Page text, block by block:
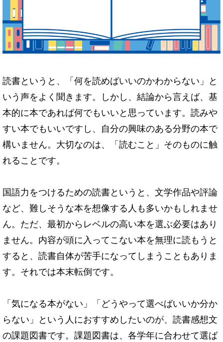
読書というと、「何を読めばいいのかわからない」と
いう声をよく聞きます。しかし、結論から言えば、 基
本的に本であれば何でもいいと思っています。 読みや
すい本でもいいですし、 自分の興味のある分野の本で
構いません。大切なのは、「読むこと」そのものに触
れることです。
国語力をつけるための読書というと、文学作品や評論
など、 難しそうな本を想像する人も多いかもしれませ
ん。ただ、 最初からレベルの高い本を選ぶ必要はあり
ません。 内容が頭に入ってこない本を無理に読もうと
すると、 読書自体が苦手になってしまうこともありま
す。 それでは本末転倒です。
「気になる本がない」「どうやって選べばいいか分か
らない」という人におすすめしたいのが、読書感想文
の課題図書です。課題図書は、 各学年に合わせて選ば